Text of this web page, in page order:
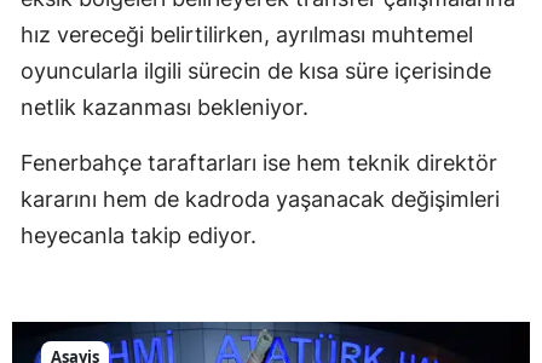
hız vereceği belirtilirken, ayrılması muhtemel
oyuncularla ilgili sürecin de kısa süre içerisinde
netlik kazanması bekleniyor.
Fenerbahçe taraftarları ise hem teknik direktör
kararını hem de kadroda yaşanacak değişimleri
heyecanla takip ediyor.
Asayiş